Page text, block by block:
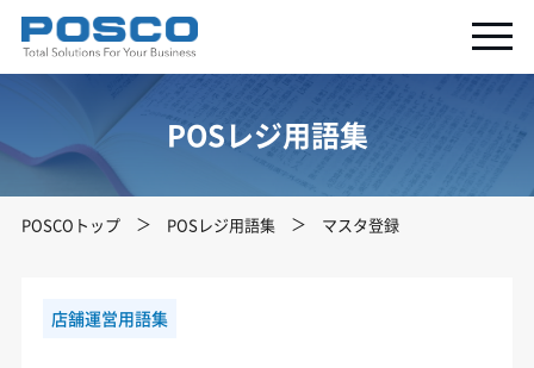
POSレジ用語集
POSCOトップ POSレジ用語集 マスタ登録
店舗運営用語集